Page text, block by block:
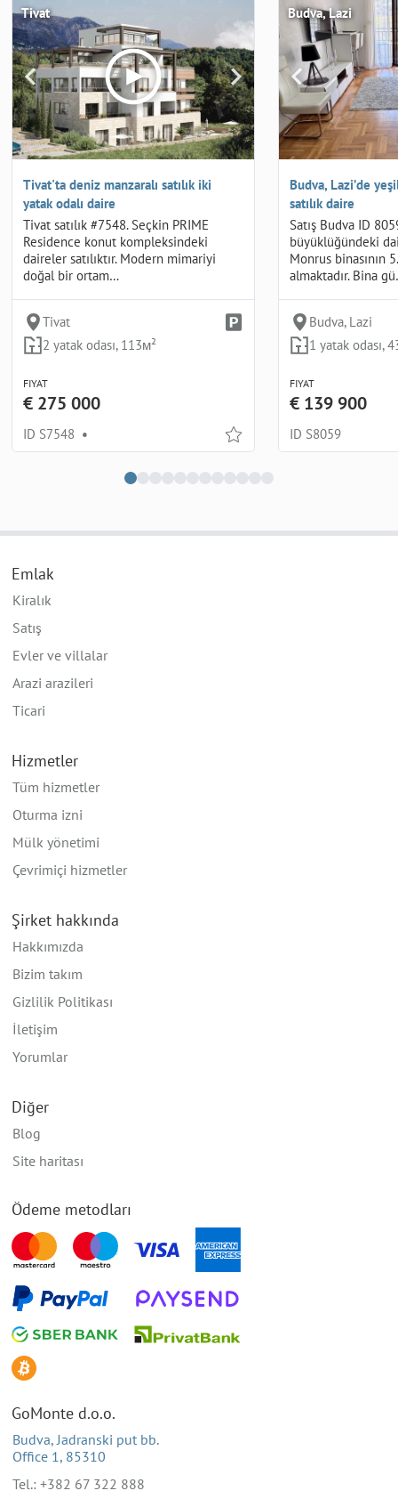
Tivat
Tivat'ta deniz manzaralı satılık iki
yatak odalı daire
Tivat satılık #7548. Seçkin PRIME
Residence konut kompleksindeki
daireler satılıktır. Modern mimariyi
doğal bir ortam…
Tivat
2 yatak odası, 113м²
FIYAT
€ 275 000
ID S7548 •
Budva, Lazi
Budva, Lazi’de
satılık daire
Satış Budva ID
büyüklüğündeki
Monrus binasının
almaktadır. Bina
Budva, Lazi
1 yatak odası,
FIYAT
€ 139 900
ID S8059
Emlak
Kiralık
Satış
Evler ve villalar
Arazi arazileri
Ticari
Hizmetler
Tüm hizmetler
Oturma izni
Mülk yönetimi
Çevrimiçi hizmetler
Şirket hakkında
Hakkımızda
Bizim takım
Gizlilik Politikası
İletişim
Yorumlar
Diğer
Blog
Site haritası
Ödeme metodları
GoMonte d.o.o.
Budva, Jadranski put bb.
Office 1, 85310
Tel.: +382 67 322 888